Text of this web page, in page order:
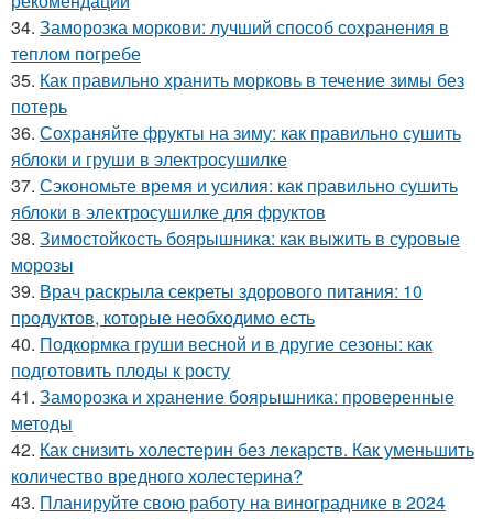
34. Заморозка моркови: лучший способ сохранения в
теплом погребе
35. Как правильно хранить морковь в течение зимы без
потерь
36. Сохраняйте фрукты на зиму: как правильно сушить
яблоки и груши в электросушилке
37. Сэкономьте время и усилия: как правильно сушить
яблоки в электросушилке для фруктов
38. Зимостойкость боярышника: как выжить в суровые
морозы
39. Врач раскрыла секреты здорового питания: 10
продуктов, которые необходимо есть
40. Подкормка груши весной и в другие сезоны: как
подготовить плоды к росту
41. Заморозка и хранение боярышника: проверенные
методы
42. Как снизить холестерин без лекарств. Как уменьшить
количество вредного холестерина?
43. Планируйте свою работу на винограднике в 2024